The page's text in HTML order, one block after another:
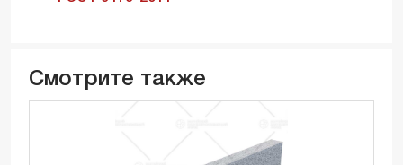
Смотрите также